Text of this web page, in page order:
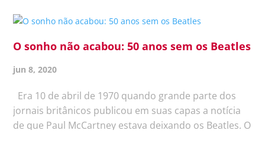
cidadezinha portuária a noroeste da Inglaterra, de
O sonho não acabou: 50 anos sem os Beatles
jun 8, 2020
Era 10 de abril de 1970 quando grande parte dos
jornais britânicos publicou em suas capas a notícia
de que Paul McCartney estava deixando os Beatles. O